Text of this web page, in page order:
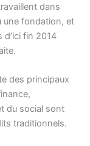
dans
une fondation, et
fin 2014
des principaux
du social sont
traditionnels.